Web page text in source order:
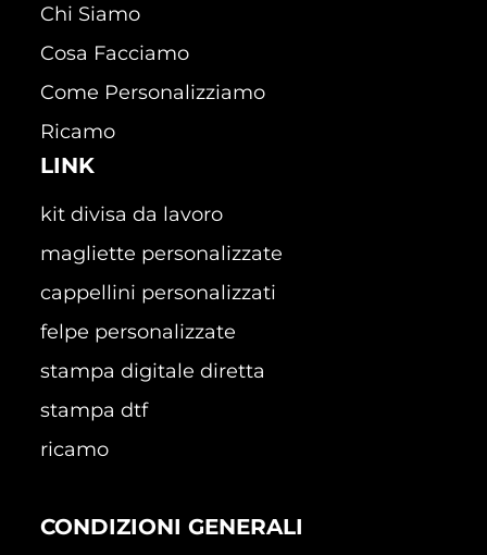
Chi Siamo
Cosa Facciamo
Come Personalizziamo
Ricamo
LINK
kit divisa da lavoro
magliette personalizzate
cappellini personalizzati
felpe personalizzate
stampa digitale diretta
stampa dtf
ricamo
CONDIZIONI GENERALI